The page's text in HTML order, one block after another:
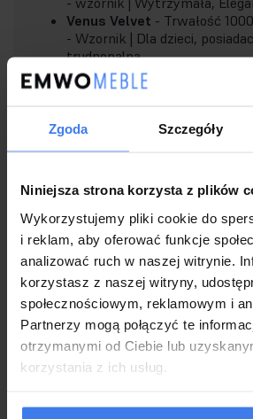
Zgoda Szczegóły
Niniejsza strona korzysta z plików
Wykorzystujemy pliki cookie do
i reklam, aby oferować funkcje
analizować ruch w naszej witrynie.
korzystasz z naszej witryny,
społecznościowym, reklamowym i
Partnerzy mogą połączyć te
otrzymanymi od Ciebie lub
korzystania z ich usług.
Venus Velvet - Trwałość
- Wzornik | Dla dzieci,
trudnopalna
Sofa 3 osobowa z funkcją
mebel, który świetnie sprawdzi się w
przestrzeniach. Nie zajmuje wiele
ugości trzy osoby na swoim miękkim
Prezentowana sofa, może wyglądać
piękniej! A wszystko dlatego, że
indywidualne zamówienie. Możesz
samodzielnie według własnej wizji
powstanie, a także kolor materiału.